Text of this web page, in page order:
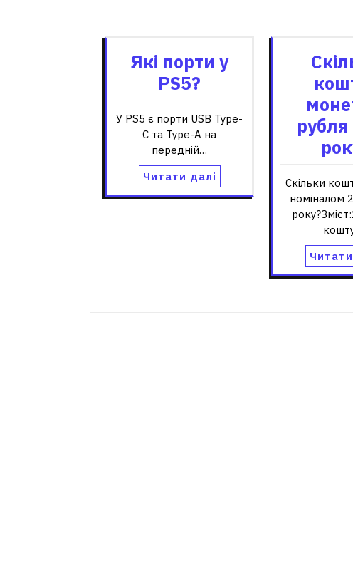
Які порти у
PS5?
У PS5 є порти USB Type-
C та Type-A на
передній…
Читати далі
Скільки
номіналом